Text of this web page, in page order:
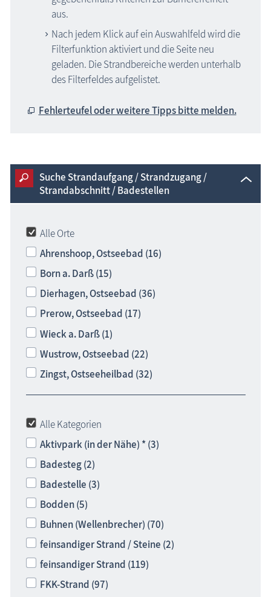
aus.
Nach jedem Klick auf ein Auswahlfeld wird die
Filterfunktion aktiviert und die Seite neu
geladen. Die Strandbereiche werden unterhalb
des Filterfeldes aufgelistet.
Fehlerteufel oder weitere Tipps bitte melden.
Suche Strandaufgang / Strandzugang /
Strandabschnitt / Badestellen
Alle Orte
Ahrenshoop, Ostseebad (16)
Born a. Darß (15)
Dierhagen, Ostseebad (36)
Prerow, Ostseebad (17)
Wieck a. Darß (1)
Wustrow, Ostseebad (22)
Zingst, Ostseeheilbad (32)
Alle Kategorien
Aktivpark (in der Nähe) * (3)
Badesteg (2)
Badestelle (3)
Bodden (5)
Buhnen (Wellenbrecher) (70)
feinsandiger Strand / Steine (2)
feinsandiger Strand (119)
FKK-Strand (97)